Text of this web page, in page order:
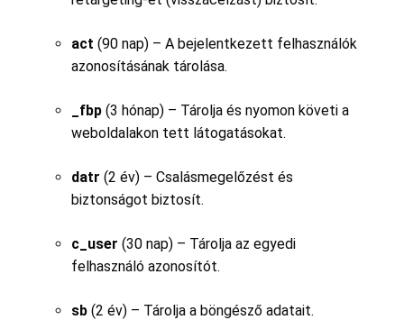
act (90 nap) – A bejelentkezett felhasználók
azonosításának tárolása.
_fbp (3 hónap) – Tárolja és nyomon követi a
weboldalakon tett látogatásokat.
datr (2 év) – Csalásmegelőzést és
biztonságot biztosít.
c_user (30 nap) – Tárolja az egyedi
felhasználó azonosítót.
sb (2 év) – Tárolja a böngésző adatait.